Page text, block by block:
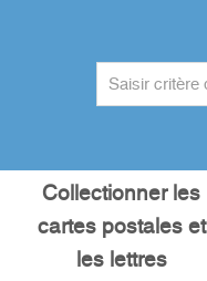
Collectionner les
cartes postales et
les lettres